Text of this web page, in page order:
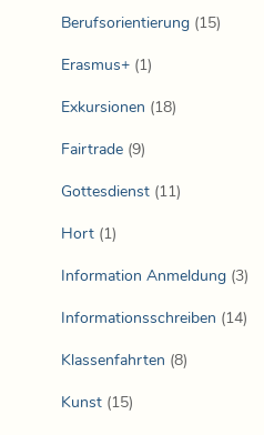
Berufsorientierung (15)
Erasmus+ (1)
Exkursionen (18)
Fairtrade (9)
Gottesdienst (11)
Hort (1)
Information Anmeldung (3)
Informationsschreiben (14)
Klassenfahrten (8)
Kunst (15)